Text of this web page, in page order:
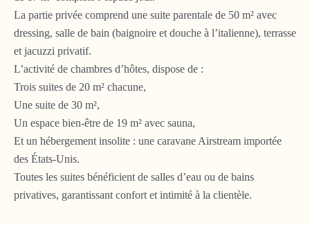
La partie privée comprend une suite parentale de 50 m² avec
dressing, salle de bain (baignoire et douche à l’italienne), terrasse
et jacuzzi privatif.
L’activité de chambres d’hôtes, dispose de :
Trois suites de 20 m² chacune,
Une suite de 30 m²,
Un espace bien-être de 19 m² avec sauna,
Et un hébergement insolite : une caravane Airstream importée
des États-Unis.
Toutes les suites bénéficient de salles d’eau ou de bains
privatives, garantissant confort et intimité à la clientèle.